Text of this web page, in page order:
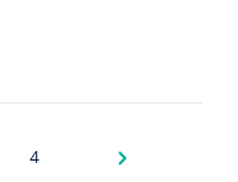
Pagina
4